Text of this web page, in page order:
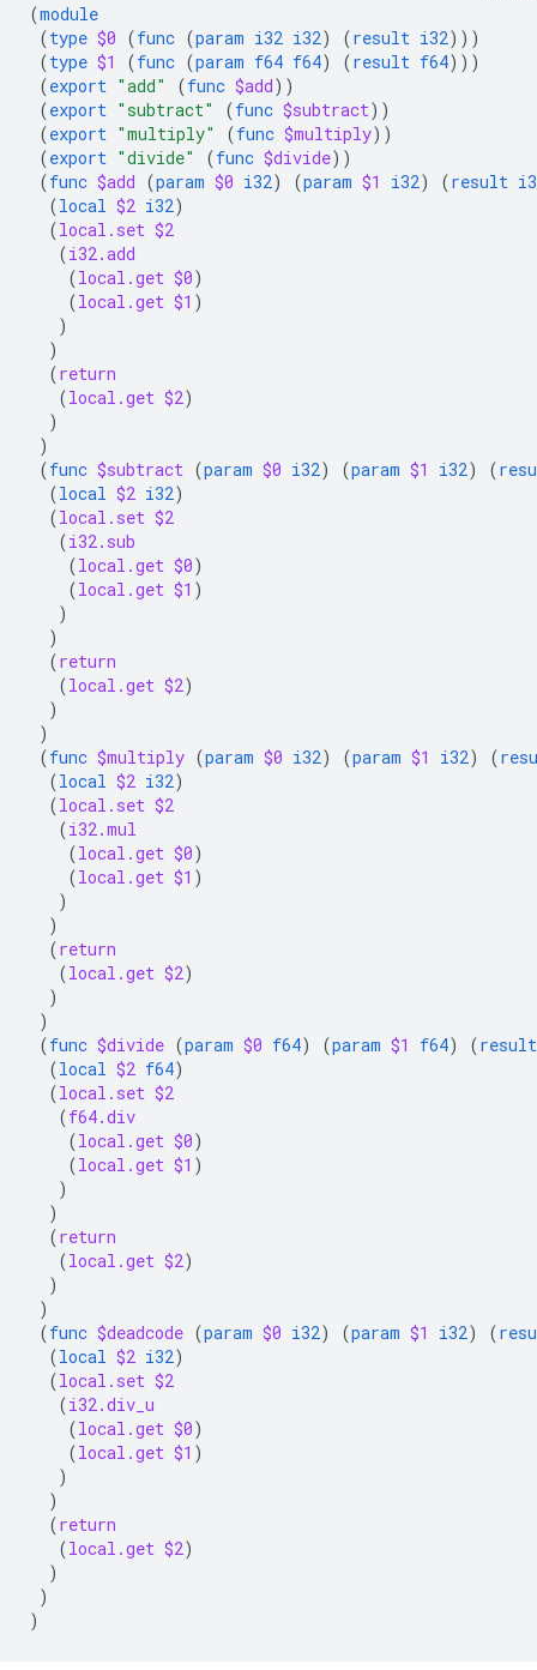
(module
(type $0 (func (param i32 i32) (result i32)))
(type $1 (func (param f64 f64) (result f64)))
(export "add" (func $add))
(export "subtract" (func $subtract))
(export "multiply" (func $multiply))
(export "divide" (func $divide))
(func $add (param $0 i32) (param $1 i32) (result
(local $2 i32)
(local.set $2
(i32.add
(local.get $0)
(local.get $1 )
)
)
(return
(local.get $2)
)
)
(func $subtract (param $0 i32) (param $1 i32) (
(local $2 i32)
(local.set $2
(i32.sub
(local.get $0)
(local.get $1 )
)
)
(return
(local.get $2)
)
)
(func $multiply (param $0 i32) (param $1 i32) (
(local $2 i32)
(local.set $2
(i32.mul
(local.get $0)
(local.get $1 )
)
)
(return
(local.get $2)
)
)
(func $divide (param $0 f64) (param $1 f64) (result
(local $2 f64)
(local.set $2
(f64.div
(local.get $0)
(local.get $1 )
)
)
(return
(local.get $2)
)
)
(func $deadcode (param $0 i32) (param $1 i32) (
(local $2 i32)
(local.set $2
(i32.div_u
(local.get $0)
(local.get $1 )
)
)
(return
(local.get $2)
)
)
)